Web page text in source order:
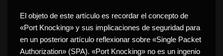
El objeto de este artículo es recordar el concepto de
«Port Knocking» y sus implicaciones de seguridad para
en un posterior artículo reflexionar sobre «Single Packet
Authorization» (SPA). «Port Knocking» no es un ingenio